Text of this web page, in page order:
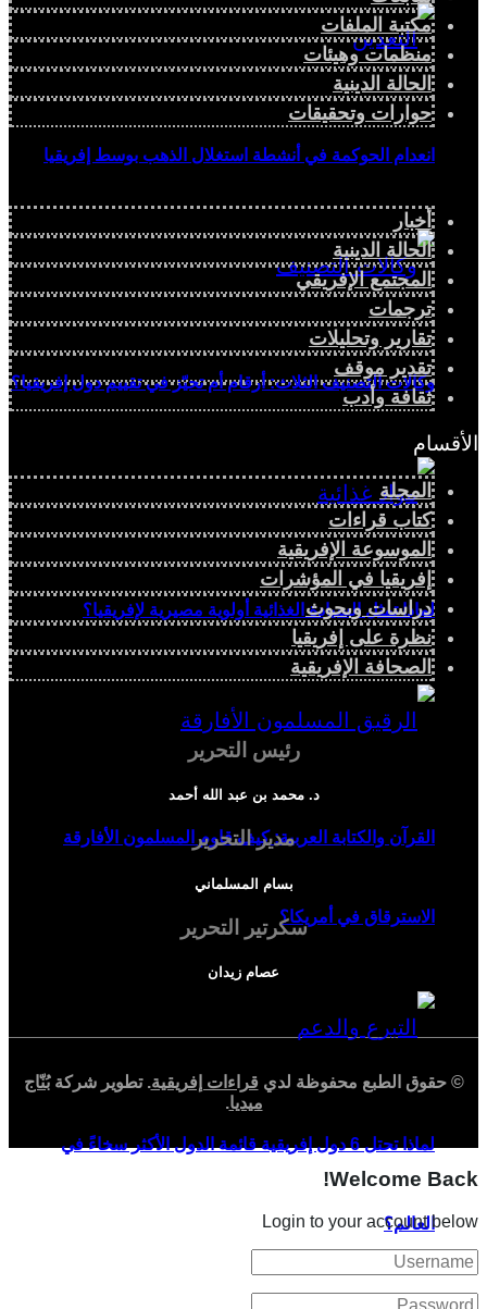
انعدام الحوكمة في أنشطة استغلال الذهب بوسط إفريقيا
وكالات التصنيف الثلاث: أرقام أم تحيّز في تقييم دول إفريقيا؟
لماذا تمثل السيادة الغذائية أولوية مصيرية لإفريقيا؟
القرآن والكتابة العربية: كيف قاوم المسلمون الأفارقة
الاسترقاق في أمريكا؟
لماذا تحتل 6 دول إفريقية قائمة الدول الأكثر سخاءً في
العالم؟
مكتبة الملفات
منظمات وهيئات
الحالة الدينية
حوارات وتحقيقات
أخبار
الحالة الدينية
المجتمع الإفريقي
ترجمات
تقارير وتحليلات
تقدير موقف
ثقافة وأدب
الأقسام
المجلة
كتاب قراءات
الموسوعة الإفريقية
إفريقيا في المؤشرات
دراسات وبحوث
نظرة على إفريقيا
الصحافة الإفريقية
رئيس التحرير
د. محمد بن عبد الله أحمد
مدير التحرير
بسام المسلماني
سكرتير التحرير
عصام زيدان
© حقوق الطبع محفوظة لدي قراءات إفريقية. تطوير شركةبُنّاج
ميديا.
Welcome Back!
Login to your account below